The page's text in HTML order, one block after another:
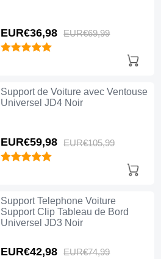
EUR€36,98 EUR€69,99
Support de Voiture avec Ventouse
Universel JD4 Noir
EUR€59,98 EUR€105,99
Support Telephone Voiture
Support Clip Tableau de Bord
Universel JD3 Noir
EUR€42,98 EUR€74,99